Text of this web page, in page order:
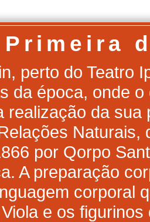
Primeira
perto do Teatro
da época, onde
realização da
Naturais,
por Qorpo
A preparação
corporal
e os